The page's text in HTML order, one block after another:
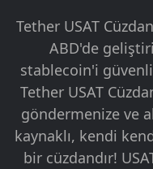
Tether USAT
ABD'de
stablecoin'i
Tether USAT
göndermenize ve
kaynaklı, kendi
bir cüzdandır!